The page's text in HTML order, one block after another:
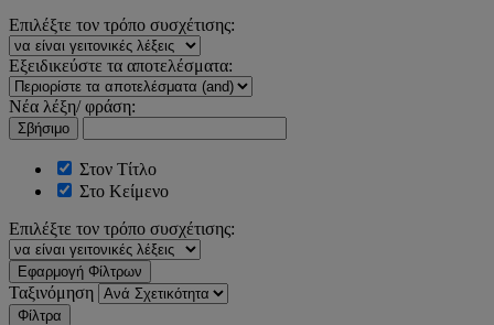
Επιλέξτε τον τρόπο συσχέτισης:
Εξειδικεύστε τα αποτελέσματα:
Νέα λέξη/ φράση:
Σβήσιμο
Στον Τίτλο
Στο Κείμενο
Επιλέξτε τον τρόπο συσχέτισης:
Εφαρμογή Φίλτρων
Ταξινόμηση
Φίλτρα